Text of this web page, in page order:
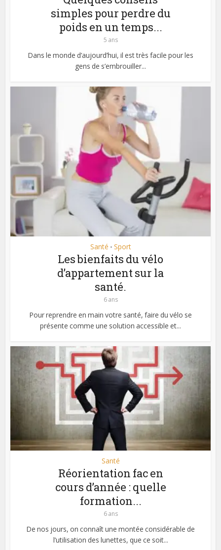
simples pour perdre du
poids en un temps...
5 ans
Dans le monde d’aujourd’hui, il est très facile pour les
gens de s’embrouiller...
Santé • Sport
Les bienfaits du vélo
d’appartement sur la
santé.
6 ans
Pour reprendre en main votre santé, faire du vélo se
présente comme une solution accessible et...
Santé
Réorientation fac en
cours d’année : quelle
formation...
6 ans
De nos jours, on connaît une montée considérable de
l’utilisation des lunettes, que ce soit...